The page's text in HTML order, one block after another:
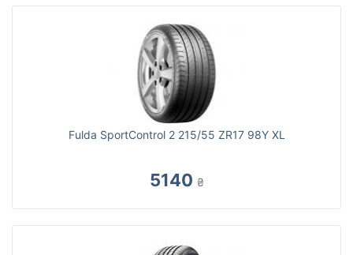
Fulda SportControl 2 215/55 ZR17 98Y XL
5140 ₴